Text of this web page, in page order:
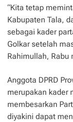
“Kita tetap
Kabupaten Tala,
sebagai kader
Golkar setelah
Rahimullah, Rabu
Anggota DPRD
merupakan kader
membesarkan
diyakini dapat